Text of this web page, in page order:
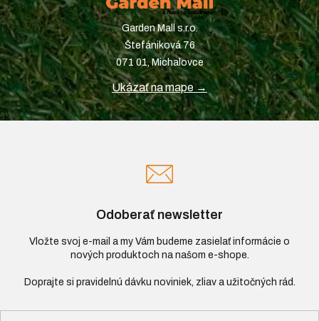
Garden Mall s.r.o.
Štefániková 76
071 01, Michalovce
Ukázať na mape →
Odoberať newsletter
Vložte svoj e-mail a my Vám budeme zasielať informácie o
nových produktoch na našom e-shope.